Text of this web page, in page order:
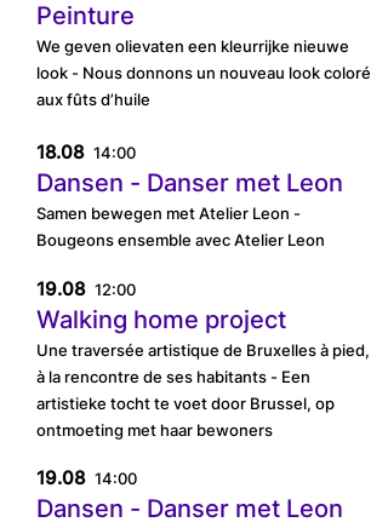
Peinture
We geven olievaten een kleurrijke nieuwe
look - Nous donnons un nouveau look coloré
aux fûts d’huile
18.08 14:00
Dansen - Danser met Leon
Samen bewegen met Atelier Leon -
Bougeons ensemble avec Atelier Leon
19.08 12:00
Walking home project
Une traversée artistique de Bruxelles à pied,
à la rencontre de ses habitants - Een
artistieke tocht te voet door Brussel, op
ontmoeting met haar bewoners
19.08 14:00
Dansen - Danser met Leon